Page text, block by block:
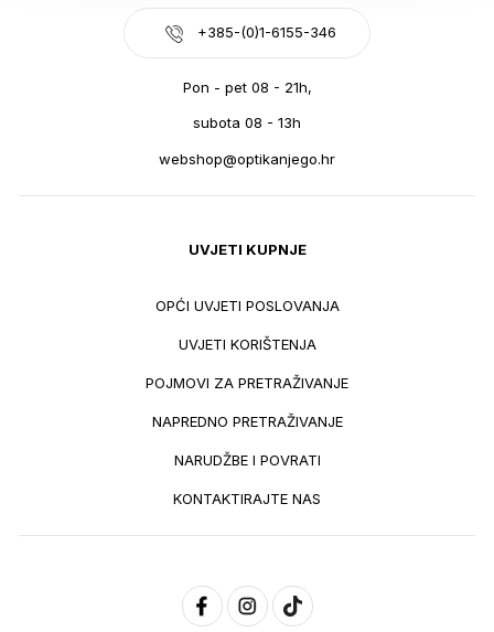
+385-(0)1-6155-346
Pon - pet 08 - 21h,
subota 08 - 13h
webshop@optikanjego.hr
UVJETI KUPNJE
OPĆI UVJETI POSLOVANJA
UVJETI KORIŠTENJA
POJMOVI ZA PRETRAŽIVANJE
NAPREDNO PRETRAŽIVANJE
NARUDŽBE I POVRATI
KONTAKTIRAJTE NAS